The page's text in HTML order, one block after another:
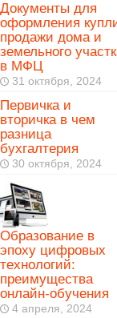
Документы для
оформления
продажи дома и
земельного
в МФЦ
31 октября, 2024
Первичка и
вторичка в чем
разница
бухгалтерия
30 октября, 2024
Образование в
эпоху цифровых
технологий:
преимущества
онлайн-обучения
4 апреля, 2024